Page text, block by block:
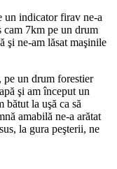
un indicator firav ne-a
cam 7km pe un drum
şi ne-am lăsat maşinile
pe un drum forestier
şi am început un
bătut la uşă ca să
amabilă ne-a arătat
la gura peşterii, ne